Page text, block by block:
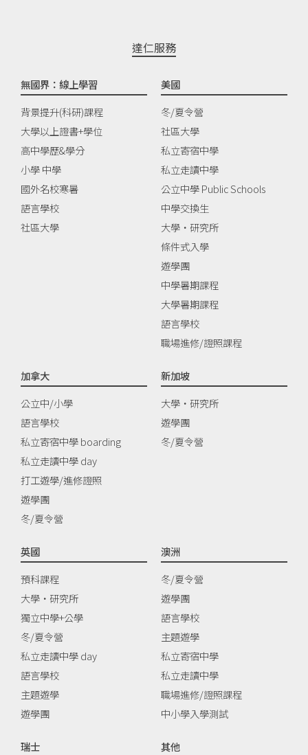
達仁服務
無國界：線上學習
背景提升(科研)課程
大學以上證書+學位
高中學歷&學分
小學 中學
國外名校寒暑
語言學校
社區大學
美國
冬/夏令營
社區大學
私立寄宿中學
私立走讀中學
公立中學 Public Schools
中學交換生
大學‧研究所
條件式入學
遊學團
中學暑期課程
大學暑期課程
語言學校
職場進修/證照課程
加拿大
公立中/小學
語言學校
私立寄宿中學 boarding
私立走讀中學 day
打工遊學/進修證照
遊學團
冬/夏令營
新加坡
大學‧研究所
遊學團
冬/夏令營
英國
預科課程
大學‧研究所
獨立中學+公學
冬/夏令營
私立走讀中學 day
語言學校
主題遊學
遊學團
澳洲
冬/夏令營
遊學團
語言學校
主題遊學
私立寄宿中學
私立走讀中學
職場進修/證照課程
中小學入學測試
瑞士
其他